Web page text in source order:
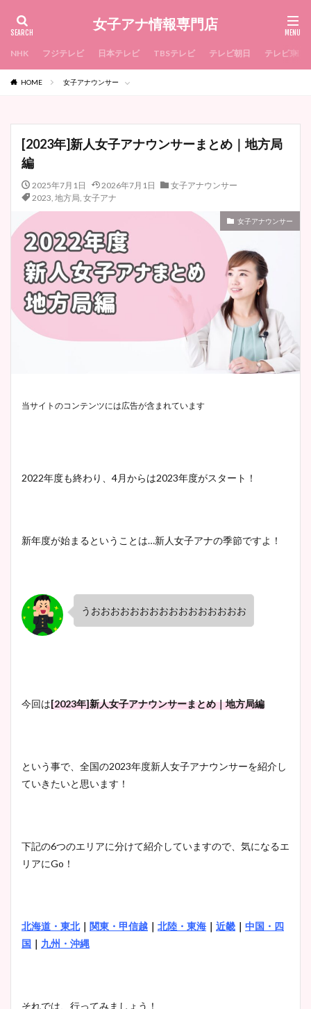
女子アナ情報専門店
NHK フジテレビ 日本テレビ TBSテレビ テレビ朝日 テレビ東京
HOME 女子アナウンサー
[2023年]新人女子アナウンサーまとめ｜地方局
編
2025年7月1日 2026年7月1日
女子アナウンサー
2023, 地方局, 女子アナ
女子アナウンサー
当サイトのコンテンツには広告が含まれています
2022年度も終わり、4月からは2023年度がスタート！
新年度が始まるということは…新人女子アナの季節ですよ！
うおおおおおおおおおおおおおおおお
今回は[2023年]新人女子アナウンサーまとめ｜地方局編
という事で、全国の2023年度新人女子アナウンサーを紹介し
ていきたいと思います！
下記の6つのエリアに分けて紹介していますので、気になるエ
リアにGo！
北海道・東北｜ 関東・甲信越 ｜ 北陸・東海 ｜ 近畿 ｜ 中国・四
国 ｜ 九州・沖縄
それでは、行ってみましょう！